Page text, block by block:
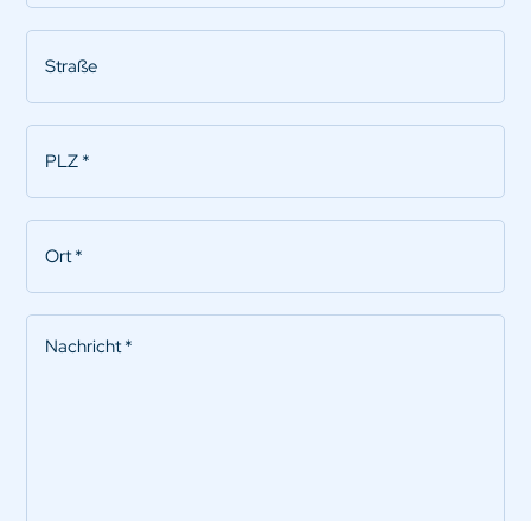
Straße
PLZ
Ort
Nachricht